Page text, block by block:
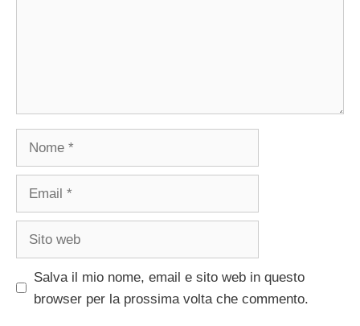
Salva il mio nome, email e sito web in questo
browser per la prossima volta che commento.